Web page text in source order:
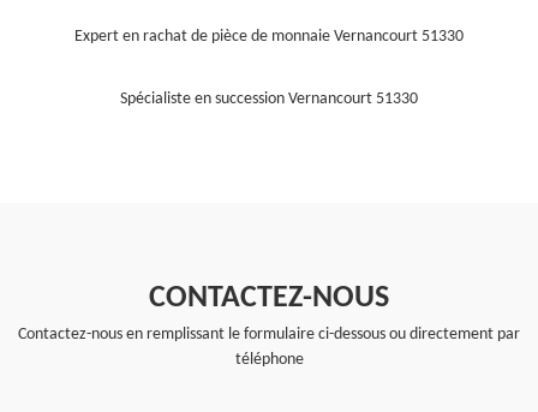
Expert en rachat de pièce de monnaie Vernancourt 51330
Spécialiste en succession Vernancourt 51330
CONTACTEZ-NOUS
Contactez-nous en remplissant le formulaire ci-dessous ou directement par
téléphone